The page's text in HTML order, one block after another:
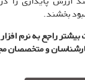
بخشند.
بیشتر راجع به نرم
و متخصصان